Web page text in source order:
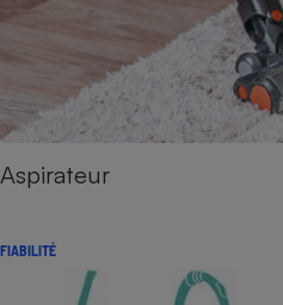
Aspirateur
FIABILITÉ